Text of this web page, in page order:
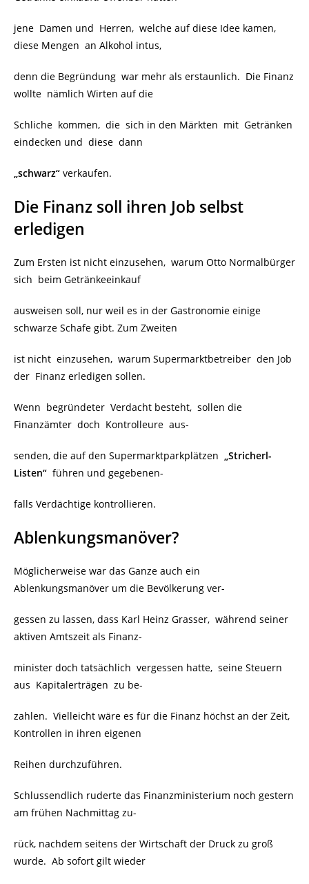
jene Damen und Herren, welche auf diese Idee kamen,
diese Mengen an Alkohol intus,
denn die Begründung war mehr als erstaunlich. Die Finanz
wollte nämlich Wirten auf die
Schliche kommen, die sich in den Märkten mit Getränken
eindecken und diese dann
„schwarz“ verkaufen.
Die Finanz soll ihren Job selbst
erledigen
Zum Ersten ist nicht einzusehen, warum Otto Normalbürger
sich beim Getränkeeinkauf
ausweisen soll, nur weil es in der Gastronomie einige
schwarze Schafe gibt. Zum Zweiten
ist nicht einzusehen, warum Supermarktbetreiber den Job
der Finanz erledigen sollen.
Wenn begründeter Verdacht besteht, sollen die
Finanzämter doch Kontrolleure aus-
senden, die auf den Supermarktparkplätzen „Stricherl-
Listen“ führen und gegebenen-
falls Verdächtige kontrollieren.
Ablenkungsmanöver?
Möglicherweise war das Ganze auch ein
Ablenkungsmanöver um die Bevölkerung ver-
gessen zu lassen, dass Karl Heinz Grasser, während seiner
aktiven Amtszeit als Finanz-
minister doch tatsächlich vergessen hatte, seine Steuern
aus Kapitalerträgen zu be-
zahlen. Vielleicht wäre es für die Finanz höchst an der Zeit,
Kontrollen in ihren eigenen
Reihen durchzuführen.
Schlussendlich ruderte das Finanzministerium noch gestern
am frühen Nachmittag zu-
rück, nachdem seitens der Wirtschaft der Druck zu groß
wurde. Ab sofort gilt wieder